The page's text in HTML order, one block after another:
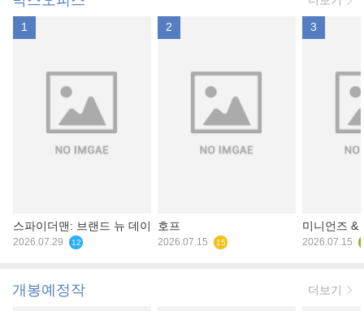
1
스파이더맨: 브랜드 뉴 데이
2026.07.29 12
2
호프
2026.07.15 15
3
미니언즈 &
2026.07.15
개봉예정작 더보기